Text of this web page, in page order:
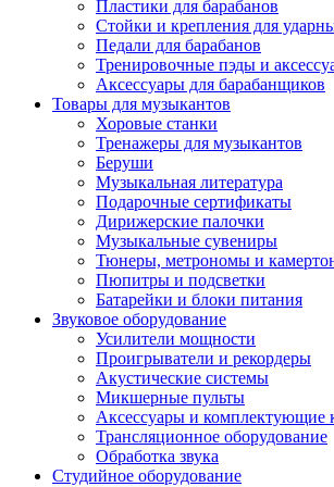
Пластики для барабанов
Стойки и крепления для
Педали для барабанов
Тренировочные пэды и
Аксессуары для барабанщиков
Товары для музыкантов
Хоровые станки
Тренажеры для музыкантов
Беруши
Музыкальная литература
Подарочные сертификаты
Дирижерские палочки
Музыкальные сувениры
Тюнеры, метрономы и
Пюпитры и подсветки
Батарейки и блоки питания
Звуковое оборудование
Усилители мощности
Проигрыватели и рекордеры
Акустические системы
Микшерные пульты
Аксессуары и комплектующие
Трансляционное оборудование
Обработка звука
Студийное оборудование